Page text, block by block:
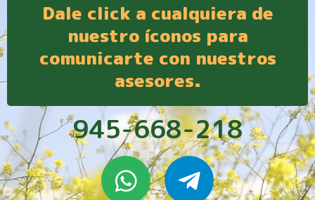
Dale click a cualquiera de
nuestro íconos para
comunicarte con nuestros
asesores.
945-668-218